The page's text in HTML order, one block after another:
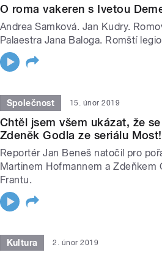
O roma vakeren s Ivetou
Andrea Samková. Jan Kudry.
Palaestra Jana Baloga. Romští
Společnost 15. únor 2019
Chtěl jsem všem ukázat, že
Zdeněk Godla ze seriálu Most!
Reportér Jan Beneš natočil pro
Martinem Hofmannem a Zdeňkem
Frantu.
Kultura 2. únor 2019